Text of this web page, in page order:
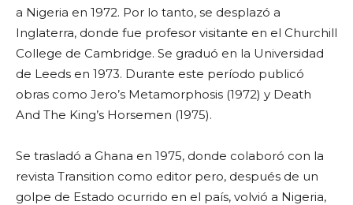
a Nigeria en 1972. Por lo tanto, se desplazó a
Inglaterra, donde fue profesor visitante en el Churchill
College de Cambridge. Se graduó en la Universidad
de Leeds en 1973. Durante este período publicó
obras como Jero’s Metamorphosis (1972) y Death
And The King’s Horsemen (1975).
Se trasladó a Ghana en 1975, donde colaboró con la
revista Transition como editor pero, después de un
golpe de Estado ocurrido en el país, volvió a Nigeria,